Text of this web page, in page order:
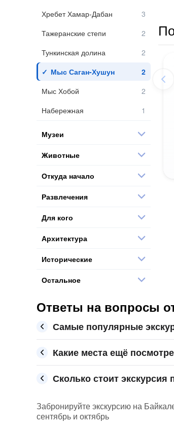
Хребет Хамар-Дабан
Тажеранские степи
Тункинская долина
Мыс Саган-Хушун
Мыс Хобой
Набережная
Музеи
Животные
Откуда начало
Развлечения
Для кого
Архитектура
Исторические
Остальное
Ответы на вопросы
Самые популярные
Какие места ещё
Сколько стоит экскурсия
Забронируйте экскурсию на
сентябрь и октябрь